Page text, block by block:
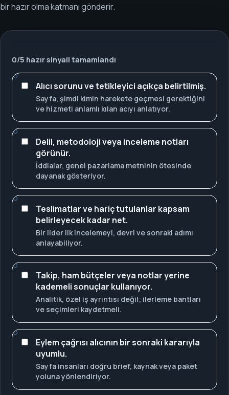
bir hazır olma katmanı gönderir.
0/5 hazır sinyali tamamlandı
Alıcı sorunu ve tetikleyici açıkça belirtilmiş.
Sayfa, şimdi kimin harekete geçmesi gerektiğini
ve hizmeti anlamlı kılan acıyı anlatıyor.
Delil, metodoloji veya inceleme notları
görünür.
İddialar, genel pazarlama metninin ötesinde
dayanak gösteriyor.
Teslimatlar ve hariç tutulanlar kapsam
belirleyecek kadar net.
Bir lider ilk incelemeyi, devri ve sonraki adımı
anlayabiliyor.
Takip, ham bütçeler veya notlar yerine
kademeli sonuçlar kullanıyor.
Analitik, özel iş ayrıntısı değil; ilerleme bantları
ve seçimleri kaydetmeli.
Eylem çağrısı alıcının bir sonraki kararıyla
uyumlu.
Sayfa insanları doğru brief, kaynak veya paket
yoluna yönlendiriyor.